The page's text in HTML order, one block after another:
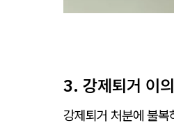
3. 강제퇴거 이
강제퇴거 처분에 불